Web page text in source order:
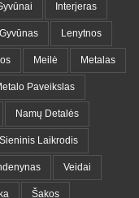
Interjeras
Lenytnos
Meilė Metalas
Paveikslas
Namų Detalės
Sieninis Laikrodis
Veidai
Šakos